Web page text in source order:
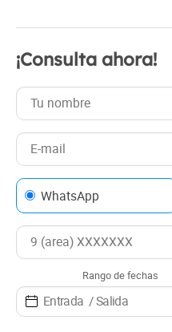
¡Consulta ahora!
WhatsApp
Rango de fechas